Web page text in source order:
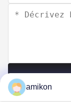
amikon